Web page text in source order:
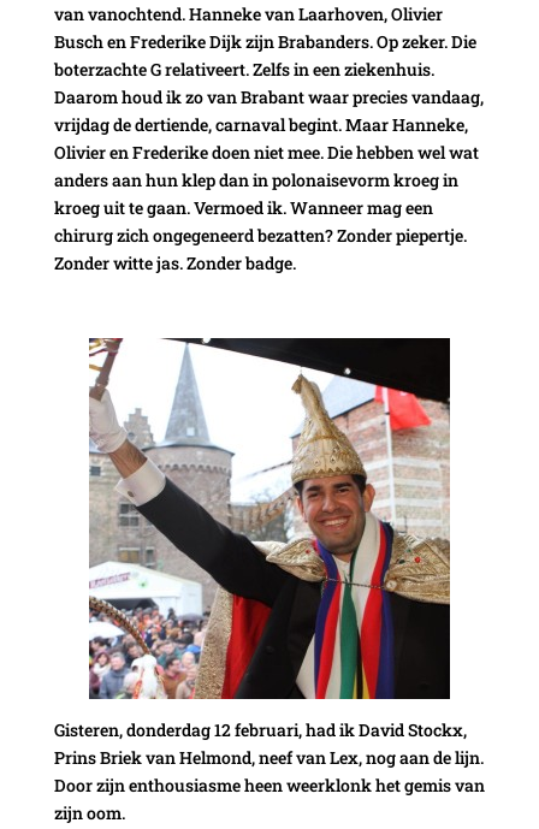
van vanochtend. Hanneke van Laarhoven, Olivier
Busch en Frederike Dijk zijn Brabanders. Op zeker. Die
boterzachte G relativeert. Zelfs in een ziekenhuis.
Daarom houd ik zo van Brabant waar precies vandaag,
vrijdag de dertiende, carnaval begint. Maar Hanneke,
Olivier en Frederike doen niet mee. Die hebben wel wat
anders aan hun klep dan in polonaisevorm kroeg in
kroeg uit te gaan. Vermoed ik. Wanneer mag een
chirurg zich ongegeneerd bezatten? Zonder piepertje.
Zonder witte jas. Zonder badge.
Gisteren, donderdag 12 februari, had ik David Stockx,
Prins Briek van Helmond, neef van Lex, nog aan de lijn.
Door zijn enthousiasme heen weerklonk het gemis van
zijn oom.